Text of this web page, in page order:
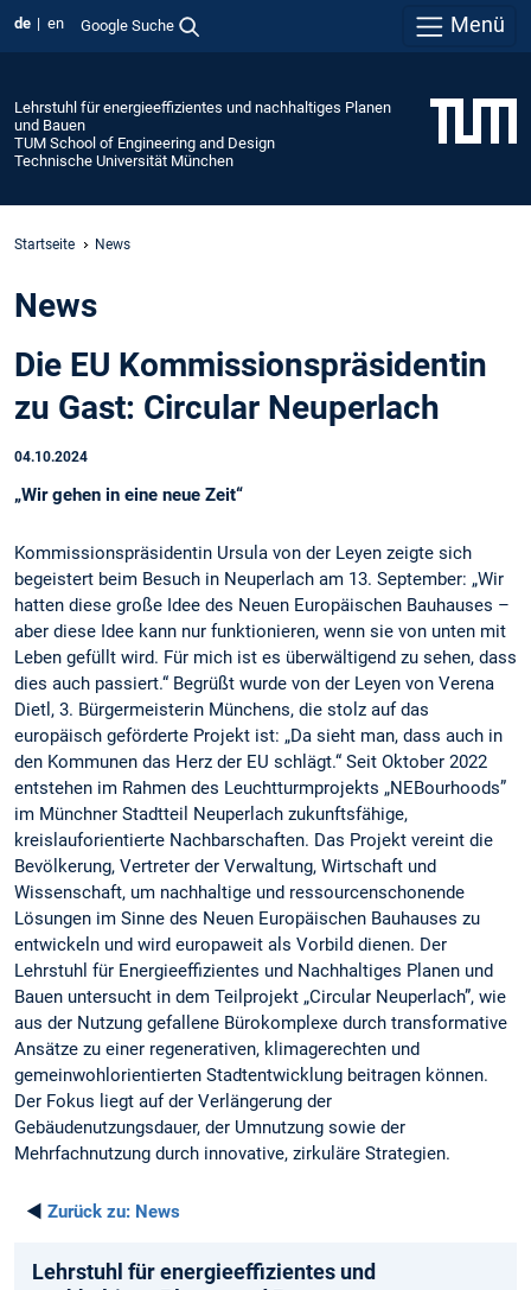
de en Google Suche Menü
Lehrstuhl für energieeffizientes und nachhaltiges Planen
und Bauen
TUM School of Engineering and Design
Technische Universität München
Startseite News
News
Die EU Kommissionspräsidentin
zu Gast: Circular Neuperlach
04.10.2024
„Wir gehen in eine neue Zeit“
Kommissionspräsidentin Ursula von der Leyen zeigte sich
begeistert beim Besuch in Neuperlach am 13. September: „Wir
hatten diese große Idee des Neuen Europäischen Bauhauses –
aber diese Idee kann nur funktionieren, wenn sie von unten mit
Leben gefüllt wird. Für mich ist es überwältigend zu sehen, dass
dies auch passiert.“ Begrüßt wurde von der Leyen von Verena
Dietl, 3. Bürgermeisterin Münchens, die stolz auf das
europäisch geförderte Projekt ist: „Da sieht man, dass auch in
den Kommunen das Herz der EU schlägt.“ Seit Oktober 2022
entstehen im Rahmen des Leuchtturmprojekts „NEBourhoods”
im Münchner Stadtteil Neuperlach zukunftsfähige,
kreislauforientierte Nachbarschaften. Das Projekt vereint die
Bevölkerung, Vertreter der Verwaltung, Wirtschaft und
Wissenschaft, um nachhaltige und ressourcenschonende
Lösungen im Sinne des Neuen Europäischen Bauhauses zu
entwickeln und wird europaweit als Vorbild dienen. Der
Lehrstuhl für Energieeffizientes und Nachhaltiges Planen und
Bauen untersucht in dem Teilprojekt „Circular Neuperlach”, wie
aus der Nutzung gefallene Bürokomplexe durch transformative
Ansätze zu einer regenerativen, klimagerechten und
gemeinwohlorientierten Stadtentwicklung beitragen können.
Der Fokus liegt auf der Verlängerung der
Gebäudenutzungsdauer, der Umnutzung sowie der
Mehrfachnutzung durch innovative, zirkuläre Strategien.
◄ Zurück zu: News
Lehrstuhl für energieeffizientes und